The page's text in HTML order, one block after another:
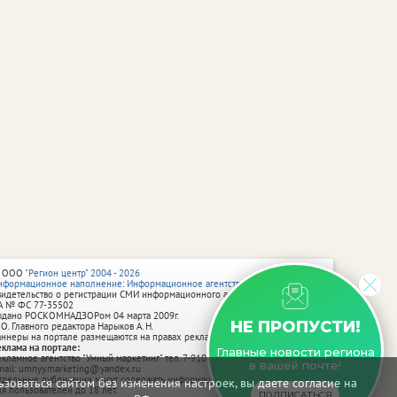
сайтом без изменения настроек, вы даете согласие на
НЕ ПРОПУСТИ!
Главные новости региона
в вашей почте!
"Регион центр" 2004 - 2026
наполнение: Информационное агентство vRossii.ru
о регистрации СМИ информационного агентства vRossii.ru
№ ФС 77‑35502
РОСКОМНАДЗОРом 04 марта 2009г.
Главного редактора Нарыков А. Н.
на портале размещаются на правах рекламы.
на портале:
агентство "Умный маркетинг" тел. 7-910-267-70-40,
umnyy.marketing@yandex.ru
публикации могут содержать информацию, не предназначенную
пользователей до 18 лет.